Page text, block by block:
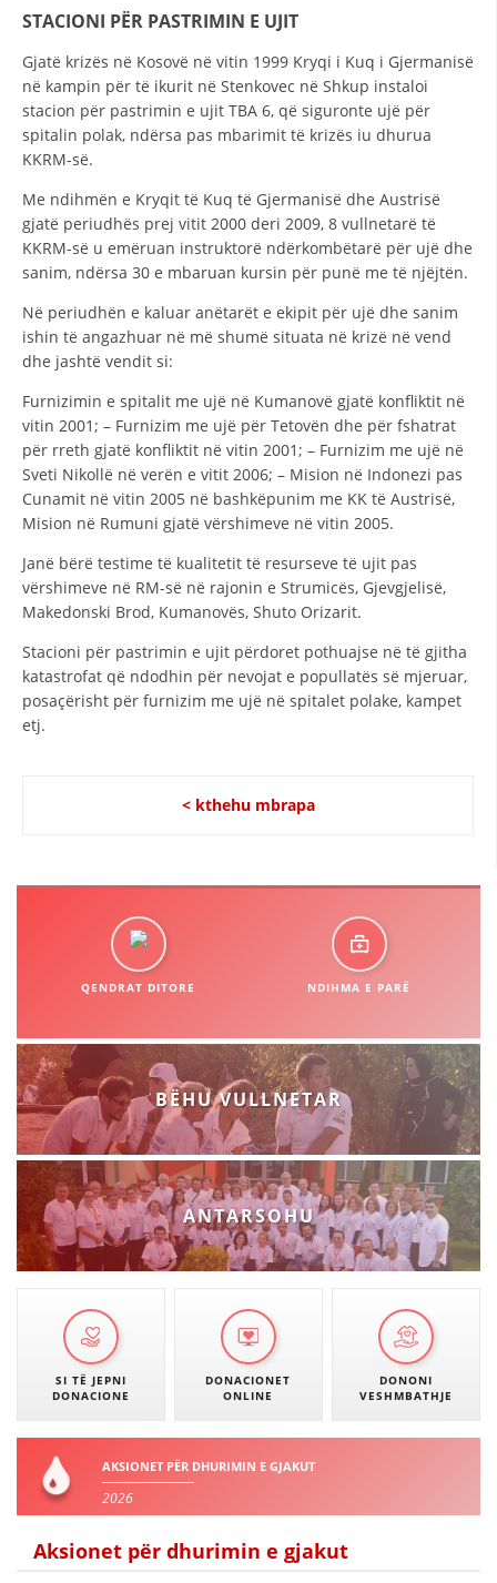
STACIONI PËR PASTRIMIN E UJIT
Gjatë krizës në Kosovë në vitin 1999 Kryqi i Kuq i Gjermanisë
në kampin për të ikurit në Stenkovec në Shkup instaloi
stacion për pastrimin e ujit TBA 6, që siguronte ujë për
spitalin polak, ndërsa pas mbarimit të krizës iu dhurua
KKRM-së.
Me ndihmën e Kryqit të Kuq të Gjermanisë dhe Austrisë
gjatë periudhës prej vitit 2000 deri 2009, 8 vullnetarë të
KKRM-së u emëruan instruktorë ndërkombëtarë për ujë dhe
sanim, ndërsa 30 e mbaruan kursin për punë me të njëjtën.
Në periudhën e kaluar anëtarët e ekipit për ujë dhe sanim
ishin të angazhuar në më shumë situata në krizë në vend
dhe jashtë vendit si:
Furnizimin e spitalit me ujë në Kumanovë gjatë konfliktit në
vitin 2001; – Furnizim me ujë për Tetovën dhe për fshatrat
për rreth gjatë konfliktit në vitin 2001; – Furnizim me ujë në
Sveti Nikollë në verën e vitit 2006; – Mision në Indonezi pas
Cunamit në vitin 2005 në bashkëpunim me KK të Austrisë,
Mision në Rumuni gjatë vërshimeve në vitin 2005.
Janë bërë testime të kualitetit të resurseve të ujit pas
vërshimeve në RM-së në rajonin e Strumicës, Gjevgjelisë,
Makedonski Brod, Kumanovës, Shuto Orizarit.
Stacioni për pastrimin e ujit përdoret pothuajse në të gjitha
katastrofat që ndodhin për nevojat e popullatës së mjeruar,
posaçërisht për furnizim me ujë në spitalet polake, kampet
etj.
< kthehu mbrapa
QENDRAT DITORE NDIHMA E PARË
BËHU VULLNETAR
ANTARSOHU
SI TË JEPNI
DONACIONE
DONACIONET
ONLINE
DONONI
VESHMBATHJE
AKSIONET PËR DHURIMIN E GJAKUT
2026
Aksionet për dhurimin e gjakut